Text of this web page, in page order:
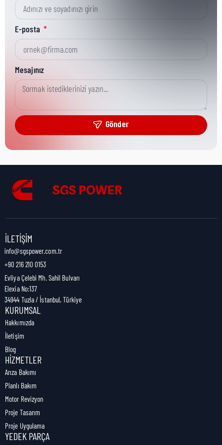
Kısa Parça No:
Ürün Grubu:
Ürün Kategorisi:
Nakliye Yüksekliği:
Nakliye Uzunluğu:
Nakliye Ağırlığı:
E-posta
Mesajınız
Gönder
İLETIŞIM
info@sgspower.com.tr
+90 216 210 0153
Evliya Çelebi Mh. Sahil Bulvarı
Elexia No:137
34944 Tuzla / İstanbul, Türkiye
KURUMSAL
Hakkımızda
İletişim
Blog
HIZMETLER
Arıza Bakımı
Planlı Bakım
Motor Revizyon
Proje Tasarım
Proje Uygulama
YEDEK PARÇA